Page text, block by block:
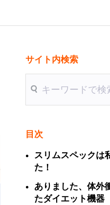
サイト内検索
送信
目次
スリムスペックは
た！
ありました、体外
たダイエット機器